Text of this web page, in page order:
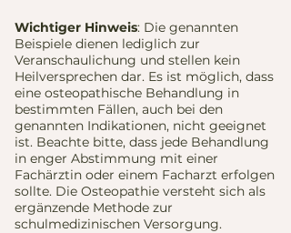
Wichtiger Hinweis: Die genannten
Beispiele dienen lediglich zur
Veranschaulichung und stellen kein
Heilversprechen dar. Es ist möglich, dass
eine osteopathische Behandlung in
bestimmten Fällen, auch bei den
genannten Indikationen, nicht geeignet
ist. Beachte bitte, dass jede Behandlung
in enger Abstimmung mit einer
Fachärztin oder einem Facharzt erfolgen
sollte. Die Osteopathie versteht sich als
ergänzende Methode zur
schulmedizinischen Versorgung.